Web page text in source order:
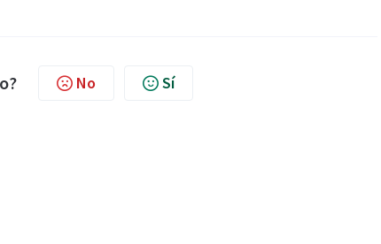
No Sí